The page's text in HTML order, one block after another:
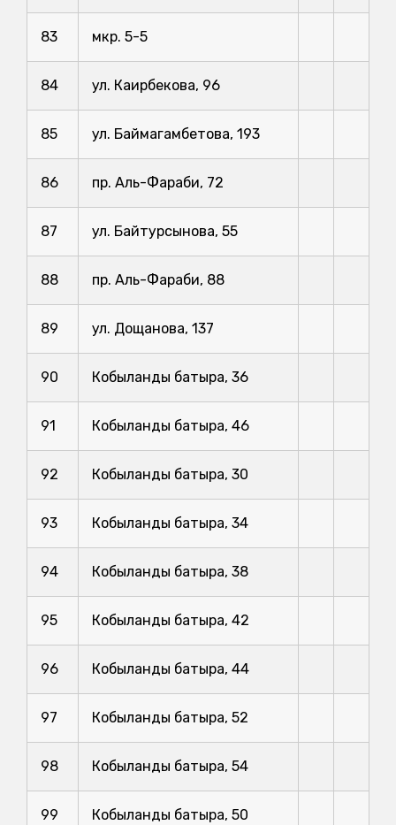
83 мкр. 5-5
84 ул. Каирбекова, 96
85 ул. Баймагамбетова, 193
86 пр. Аль-Фараби, 72
87 ул. Байтурсынова, 55
88 пр. Аль-Фараби, 88
89 ул. Дощанова, 137
90 Кобыланды батыра, 36
91 Кобыланды батыра, 46
92 Кобыланды батыра, 30
93 Кобыланды батыра, 34
94 Кобыланды батыра, 38
95 Кобыланды батыра, 42
96 Кобыланды батыра, 44
97 Кобыланды батыра, 52
98 Кобыланды батыра, 54
99 Кобыланды батыра, 50